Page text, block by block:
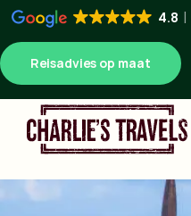
4.8
Reisadvies op maat